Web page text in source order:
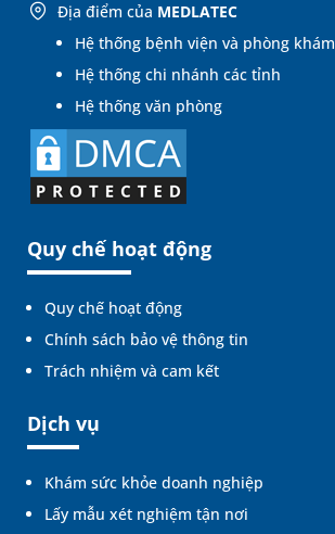
Địa điểm của MEDLATEC
Hệ thống bệnh viện và phòng khám
Hệ thống chi nhánh các tỉnh
Hệ thống văn phòng
Quy chế hoạt động
Quy chế hoạt động
Chính sách bảo vệ thông tin
Trách nhiệm và cam kết
Dịch vụ
Khám sức khỏe doanh nghiệp
Lấy mẫu xét nghiệm tận nơi